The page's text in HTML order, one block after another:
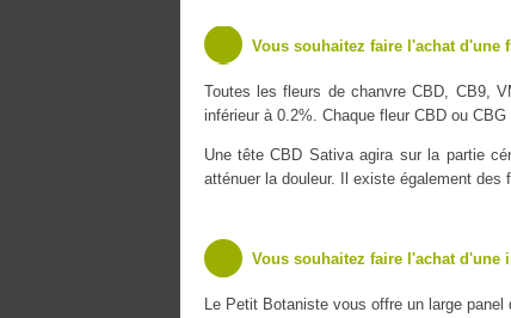
Vous souhaitez faire l'achat d'une
Toutes les fleurs de chanvre CBD, CB9,
inférieur à 0.2%. Chaque fleur CBD ou
Une tête CBD Sativa agira sur la partie
atténuer la douleur. Il existe également des
Vous souhaitez faire l'achat d'une
Le Petit Botaniste vous offre un large